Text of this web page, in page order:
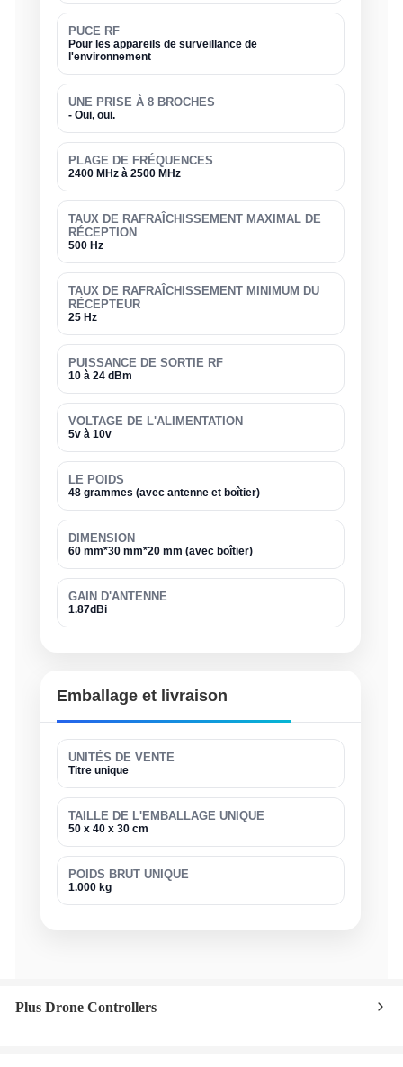
PUCE RF
Pour les appareils de surveillance de
l'environnement
UNE PRISE À 8 BROCHES
- Oui, oui.
PLAGE DE FRÉQUENCES
2400 MHz à 2500 MHz
TAUX DE RAFRAÎCHISSEMENT MAXIMAL DE
RÉCEPTION
500 Hz
TAUX DE RAFRAÎCHISSEMENT MINIMUM DU
RÉCEPTEUR
25 Hz
PUISSANCE DE SORTIE RF
10 à 24 dBm
VOLTAGE DE L'ALIMENTATION
5v à 10v
LE POIDS
48 grammes (avec antenne et boîtier)
DIMENSION
60 mm*30 mm*20 mm (avec boîtier)
GAIN D'ANTENNE
1.87dBi
Emballage et livraison
UNITÉS DE VENTE
Titre unique
TAILLE DE L'EMBALLAGE UNIQUE
50 x 40 x 30 cm
POIDS BRUT UNIQUE
1.000 kg
Plus Drone Controllers